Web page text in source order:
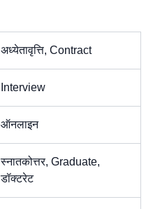
अध्येतावृत्ति, Contract
Interview
ऑनलाइन
स्नातकोत्तर, Graduate,
डॉक्टरेट